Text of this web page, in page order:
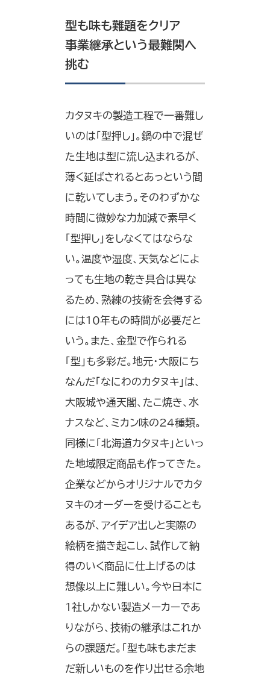
型も味も難題をクリア
事業継承という最難関へ
挑む
カタヌキの製造工程で一番難し
いのは「型押し」。鍋の中で混ぜ
た生地は型に流し込まれるが、
薄く延ばされるとあっという間
に乾いてしまう。そのわずかな
時間に微妙な力加減で素早く
「型押し」をしなくてはならな
い。温度や湿度、天気などによ
っても生地の乾き具合は異な
るため、熟練の技術を会得する
には10年もの時間が必要だと
いう。また、金型で作られる
「型」も多彩だ。地元・大阪にち
なんだ「なにわのカタヌキ」は、
大阪城や通天閣、たこ焼き、水
ナスなど、ミカン味の24種類。
同様に「北海道カタヌキ」といっ
た地域限定商品も作ってきた。
企業などからオリジナルでカタ
ヌキのオーダーを受けることも
あるが、アイデア出しと実際の
絵柄を描き起こし、試作して納
得のいく商品に仕上げるのは
想像以上に難しい。今や日本に
1社しかない製造メーカーであ
りながら、技術の継承はこれか
らの課題だ。「型も味もまだま
だ新しいものを作り出せる余地